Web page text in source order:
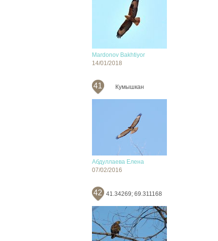
Mardonov Bakhtiyor
14/01/2018
41 Кумышкан
Абдуллаева Елена
07/02/2016
42 41.34269; 69.311168